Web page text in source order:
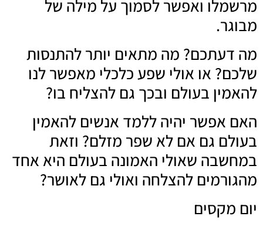
מרשמלו ואפשר לסמוך על מילה של
מבוגר.
מה דעתכם? מה מתאים יותר להתנסות
שלכם? או אולי שפע כלכלי מאפשר לנו
להאמין בעולם ובכך גם להצליח בו?
האם אפשר יהיה ללמד אנשים להאמין
בעולם גם אם לא שפר מזלם? וזאת
במחשבה שאולי האמונה בעולם היא אחד
מהגורמים להצלחה ואולי גם לאושר?
יום מקסים